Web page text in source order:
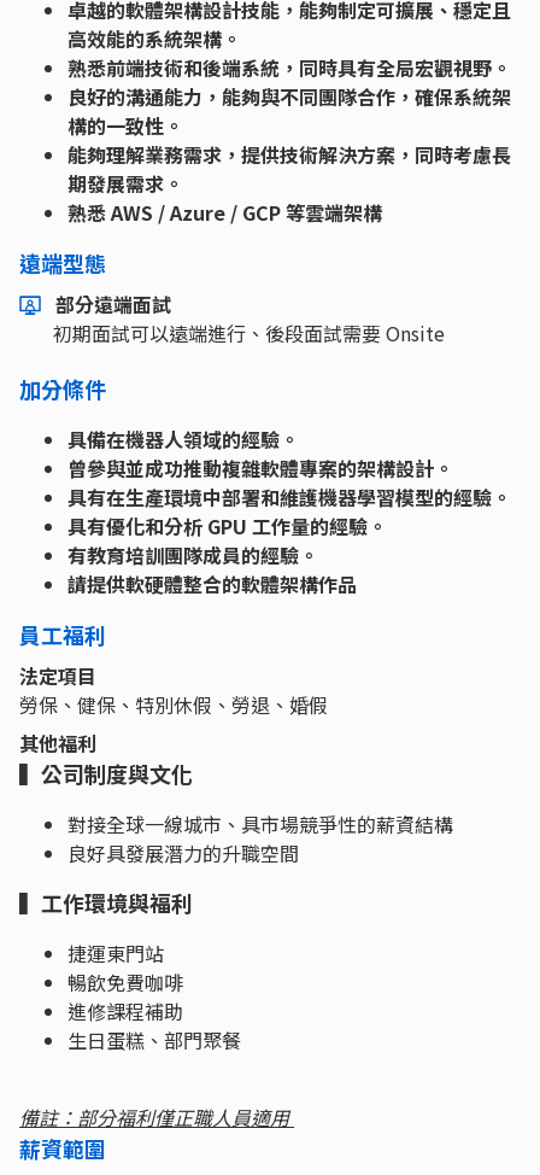
卓越的軟體架構設計技能，能夠制定可擴展、穩定且
高效能的系統架構。
熟悉前端技術和後端系統，同時具有全局宏觀視野。
良好的溝通能力，能夠與不同團隊合作，確保系統架
構的一致性。
能夠理解業務需求，提供技術解決方案，同時考慮長
期發展需求。
熟悉 AWS / Azure / GCP 等雲端架構
遠端型態
部分遠端面試
初期面試可以遠端進行、後段面試需要 Onsite
加分條件
具備在機器人領域的經驗。
曾參與並成功推動複雜軟體專案的架構設計。
具有在生產環境中部署和維護機器學習模型的經驗。
具有優化和分析 GPU 工作量的經驗。
有教育培訓團隊成員的經驗。
請提供軟硬體整合的軟體架構作品
員工福利
法定項目
勞保、健保、特別休假、勞退、婚假
其他福利
▍公司制度與文化
對接全球一線城市、具市場競爭性的薪資結構
良好具發展潛力的升職空間
▍工作環境與福利
捷運東門站
暢飲免費咖啡
進修課程補助
生日蛋糕、部門聚餐
備註：部分福利僅正職人員適用
薪資範圍